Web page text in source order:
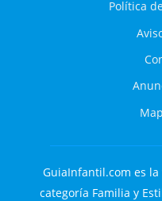
Política
GuiaInfantil.com es
categoría Familia y